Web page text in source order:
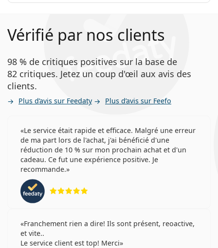
Vérifié par nos clients
98 % de critiques positives sur la base de
82 critiques. Jetez un coup d'œil aux avis des
clients.
Plus d’avis sur Feedaty Plus d’avis sur Feefo
Le service était rapide et efficace. Malgré une erreur
de ma part lors de l'achat, j'ai bénéficié d'une
réduction de 10 % sur mon prochain achat et d'un
cadeau. Ce fut une expérience positive. Je
recommande.
Franchement rien a dire! Ils sont présent, reoactive,
et vite..
Le service client est top! Merci